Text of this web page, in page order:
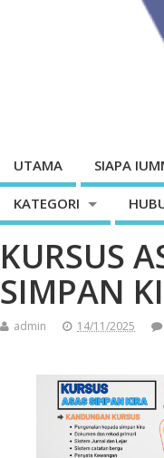
UTAMA SIAPA
KATEGORI
KURSUS
SIMPAN
admin 14/11/2025